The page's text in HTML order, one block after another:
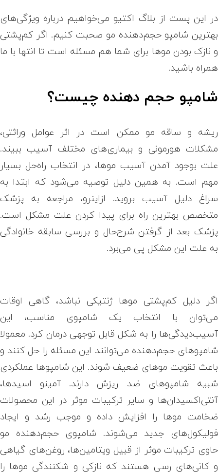
در این پست از بلاگ اکتیو می‌خواهیم درباره ویژگی‌های
بهترین شامپو حجم‌دهنده مو صحبت کنیم. اگر کم‌پشتی
و نازک بودن موها برای شما هم مسئله‌ است تا انتها با ما
همراه باشید.
شامپو حجم دهنده چیست؟
ریشه و ساقه مو ممکن است در اثر عوامل وراثتی،
مشکلات هورمونی و بیماری‌های مختلف آسیب ببیند.
علت بوجود آمدن آسیب موها، در انتخاب راه‌حل بسیار
مهم است. به همین دلیل توصیه می‌شود که ابتدا به
سراغ دلیل آسیب بروید. ازاینرو، مراجعه به پزشک
متخصص بهترین راه برای پیدا کردن علت مشکل است.
پزشک بعد از گرفتن شرح‌حال و بررسی سابقه خانوادگی
به علت این مشکل پی می‌برد.
اگر دلیل کم‌پشتی موها ژنتیکی نباشد، گاهی اوقات
می‌توان با انتخاب یک شامپوی مناسب، این
آسیب‌دیدگی‌ها را به شکل قابل توجهی درمان کرد. معمولا
شامپوهای حجم‌دهنده می‌توانند این مسئله را حل کنند و
باعث تقویت موهای ضعیف شوند. این شامپوها عملکردی
شبیه شامپوهای ضد ریزش دارند. آمینو اسیدها،
آنتی‌اکسیدان‌ها و سایر ترکیبات موثر در این محصولات
ضخامت موها را افزایش داده و موجب رشد و ایجاد
فولیکول‌های جدید می‌شوند. شامپوی حجم‌دهنده مو
حاوی ترکیبات موثر از قبیل ویتامین‌ها، روغن‌های گیاهی
و کانی‌های رسی هستند که نازکی و شکنندگی موها را